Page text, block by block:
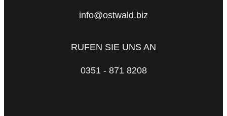
info@ostwald.biz
RUFEN SIE UNS AN
0351 - 871 8208